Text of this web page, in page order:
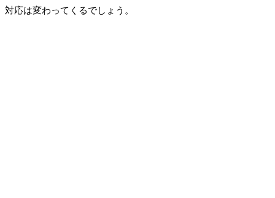
対応は変わってくるでしょう。